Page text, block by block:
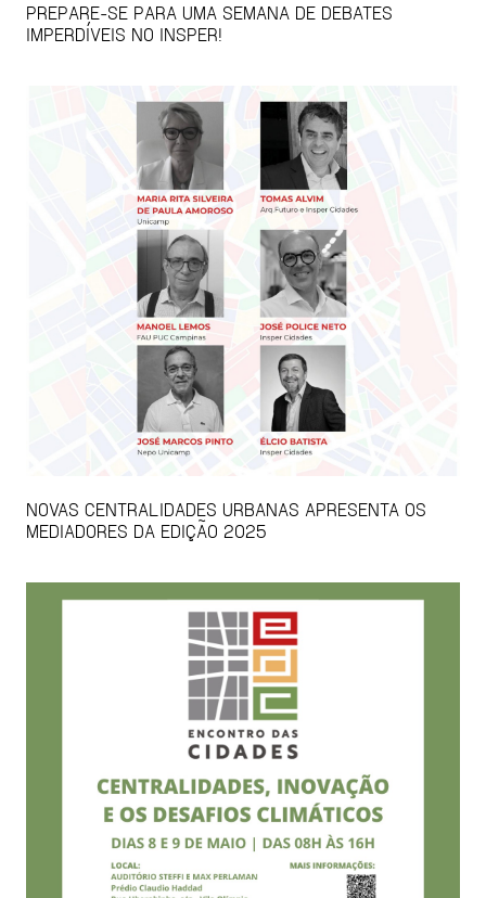
PREPARE-SE PARA UMA SEMANA DE DEBATES
IMPERDÍVEIS NO INSPER!
NOVAS CENTRALIDADES URBANAS APRESENTA OS
MEDIADORES DA EDIÇÃO 2025